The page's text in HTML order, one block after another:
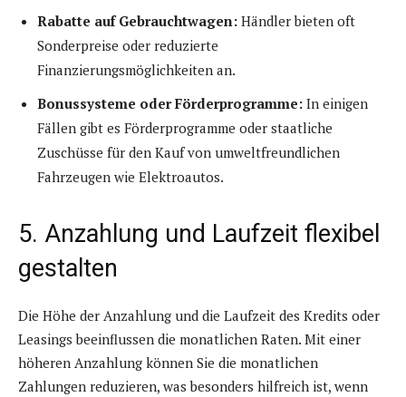
Rabatte auf Gebrauchtwagen: Händler bieten oft
Sonderpreise oder reduzierte
Finanzierungsmöglichkeiten an.
Bonussysteme oder Förderprogramme: In einigen
Fällen gibt es Förderprogramme oder staatliche
Zuschüsse für den Kauf von umweltfreundlichen
Fahrzeugen wie Elektroautos.
5. Anzahlung und Laufzeit flexibel
gestalten
Die Höhe der Anzahlung und die Laufzeit des Kredits oder
Leasings beeinflussen die monatlichen Raten. Mit einer
höheren Anzahlung können Sie die monatlichen
Zahlungen reduzieren, was besonders hilfreich ist, wenn